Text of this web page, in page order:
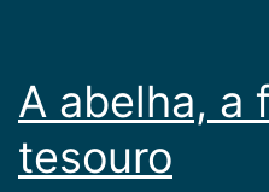
A abelha, a
tesouro